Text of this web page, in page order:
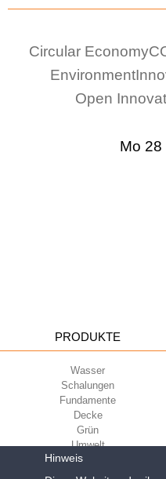
Circular Economy
Environment
Open
Mo 28
PRODUKTE
Wasser
Schalungen
Fundamente
Decke
Grün
Umwelt
Sport
Hinweis